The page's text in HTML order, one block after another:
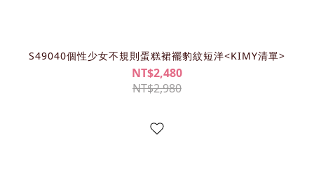
S49040個性少女不規則蛋糕裙襬豹紋短洋<KIMY清單>
NT$2,480
NT$2,980